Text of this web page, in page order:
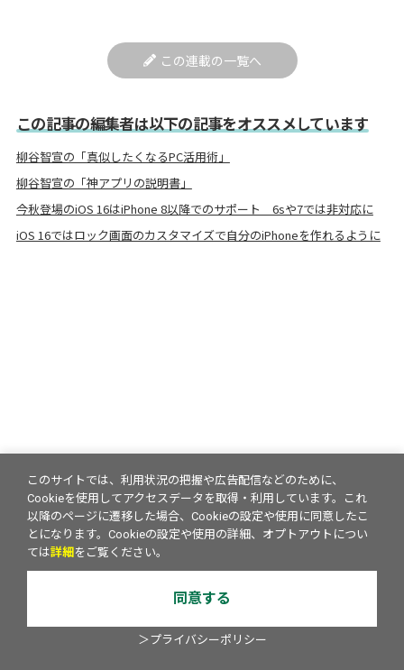
この連載の一覧へ
この記事の編集者は以下の記事をオススメしています
柳谷智宣の「真似したくなるPC活用術」
柳谷智宣の「神アプリの説明書」
今秋登場のiOS 16はiPhone 8以降でのサポート 6sや7では非対応に
iOS 16ではロック画面のカスタマイズで自分のiPhoneを作れるように
このサイトでは、利用状況の把握や広告配信などのために、
Cookieを使用してアクセスデータを取得・利用しています。これ
以降のページに遷移した場合、Cookieの設定や使用に同意したこ
とになります。Cookieの設定や使用の詳細、オプトアウトについ
ては詳細 をご覧ください。
同意する
＞プライバシーポリシー